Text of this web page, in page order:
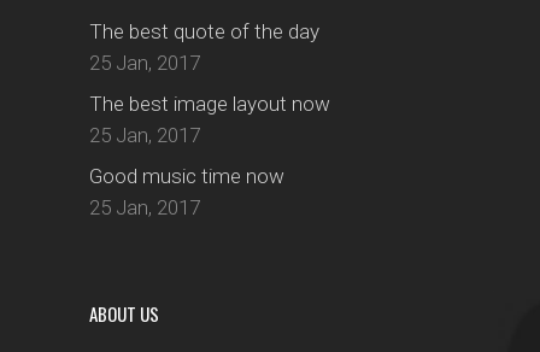
The best quote of the day
25 Jan, 2017
The best image layout now
25 Jan, 2017
Good music time now
25 Jan, 2017
ABOUT US